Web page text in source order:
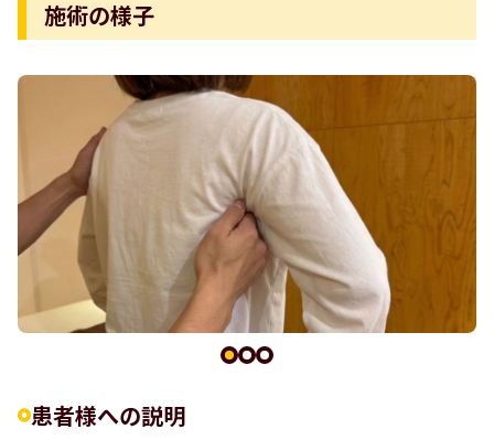
施術の様子
患者様への説明